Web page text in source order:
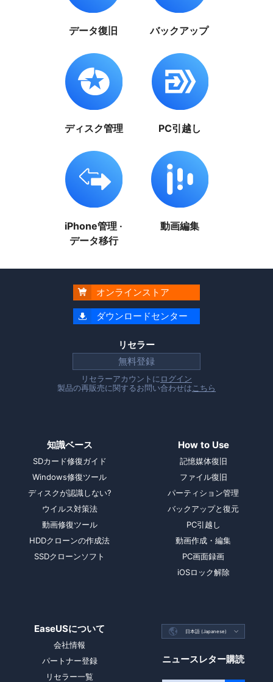
データ復旧 バックアップ
ディスク管理 PC引越し
iPhone管理 ·
データ移行
動画編集
 オンラインストア
 ダウンロードセンター
リセラー
無料登録
リセラーアカウントに ログイン
製品の再販売に関するお問い合わせは こちら
知識ベース
SDカード修復ガイド
Windows修復ツール
ディスクが認識しない?
ウイルス対策法
動画修復ツール
HDDクローンの作成法
SSDクローンソフト
How to Use
記憶媒体復旧
ファイル復旧
パーティション管理
バックアップと復元
PC引越し
動画作成・編集
PC画面録画
iOSロック解除
EaseUSについて
会社情報
パートナー登録
リセラー一覧
 日本語 (Japanese) 
ニュースレター購読